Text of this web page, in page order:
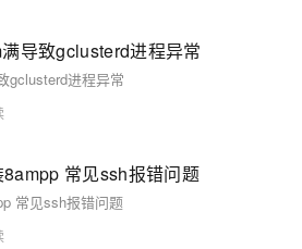
导致gclusterd进程异常
gclusterd进程异常
常见ssh报错问题
常见ssh报错问题